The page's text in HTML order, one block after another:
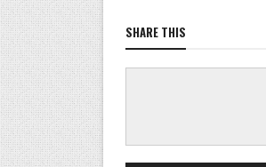
SHARE THIS